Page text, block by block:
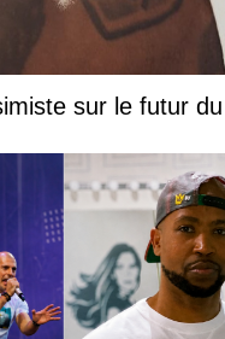
sur le futur